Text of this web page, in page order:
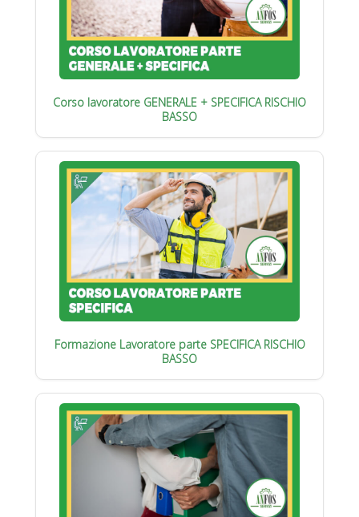
Corso lavoratore GENERALE + SPECIFICA RISCHIO
BASSO
Formazione Lavoratore parte SPECIFICA RISCHIO
BASSO